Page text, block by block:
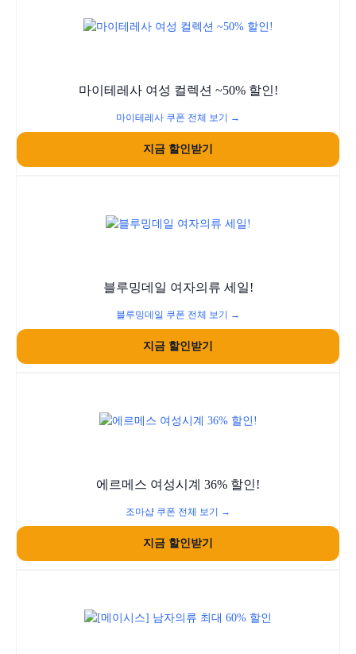
마이테레사 여성 컬렉션 ~50% 할인!
마이테레사 쿠폰 전체 보기 →
지금 할인받기
블루밍데일 여자의류 세일!
블루밍데일 쿠폰 전체 보기 →
지금 할인받기
에르메스 여성시계 36% 할인!
조마샵 쿠폰 전체 보기 →
지금 할인받기